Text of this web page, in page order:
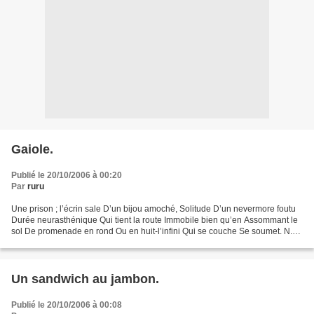
Gaiole.
Publié le 20/10/2006 à 00:20
Par ruru
Une prison ; l’écrin sale D’un bijou amoché, Solitude D’un nevermore foutu
Durée neurasthénique Qui tient la route Immobile bien qu’en Assommant le
sol De promenade en rond Ou en huit-l’infini Qui se couche Se soumet. N.B.
Un sandwich au jambon.
Publié le 20/10/2006 à 00:08